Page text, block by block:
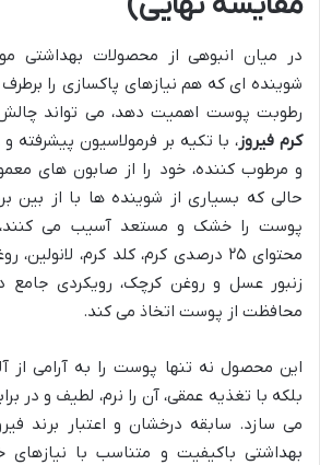
در میان انبوهی از محصولات بهداشتی
شوینده ای که هم نیازهای پاکسازی را
رطوبت پوست اهمیت دهد، می تواند چالش
کرم فیروز، با تکیه بر فرمولاسیون پیشرفته
و مرطوب کننده، خود را از صابون های
حالی که بسیاری از شوینده ها با از بین
پوست را خشک و مستعد آسیب می کنند،
محتوای ۲۵ درصدی کرم، کلد کرم،
زنبور عسل و روغن کرچک، رویکردی جامع
محافظت از پوست اتخاذ می کند.
این محصول نه تنها پوست را به آرامی از
بلکه با تغذیه عمقی، آن را نرم، لطیف و در
می سازد. سابقه درخشان و اعتبار برند
بهداشتی باکیفیت و متناسب با نیازهای